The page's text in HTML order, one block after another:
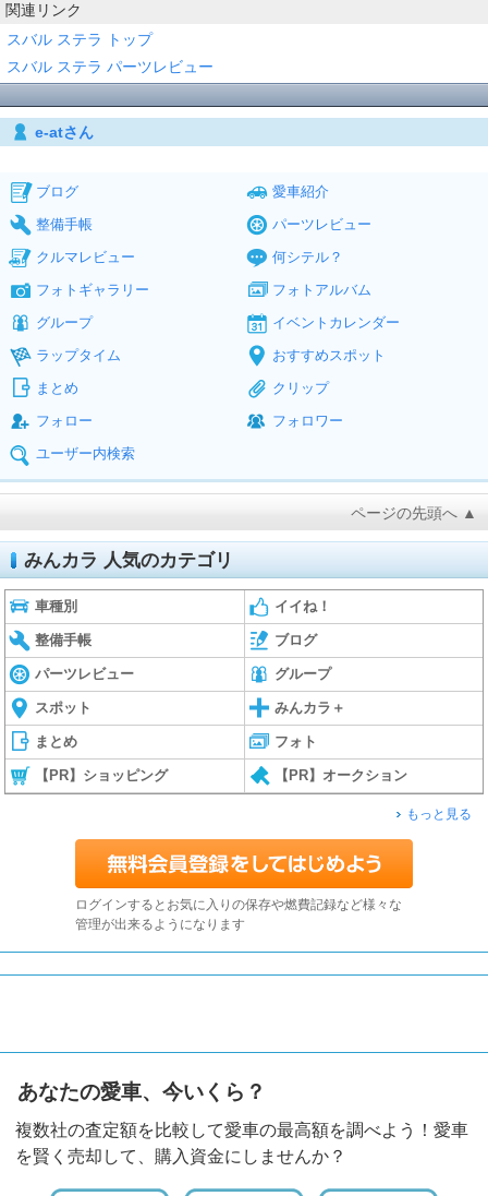
関連リンク
スバル ステラ トップ
スバル ステラ パーツレビュー
e-atさん
ブログ
愛車紹介
整備手帳
パーツレビュー
クルマレビュー
何シテル？
フォトギャラリー
フォトアルバム
グループ
イベントカレンダー
ラップタイム
おすすめスポット
まとめ
クリップ
フォロー
フォロワー
ユーザー内検索
ページの先頭へ ▲
みんカラ 人気のカテゴリ
車種別 イイね！
整備手帳 ブログ
パーツレビュー グループ
スポット みんカラ＋
まとめ フォト
【PR】ショッピング 【PR】オークション
もっと見る
ログインするとお気に入りの保存や燃費記録など様々な
管理が出来るようになります
あなたの愛車、今いくら？
複数社の査定額を比較して愛車の最高額を調べよう！愛車
を賢く売却して、購入資金にしませんか？